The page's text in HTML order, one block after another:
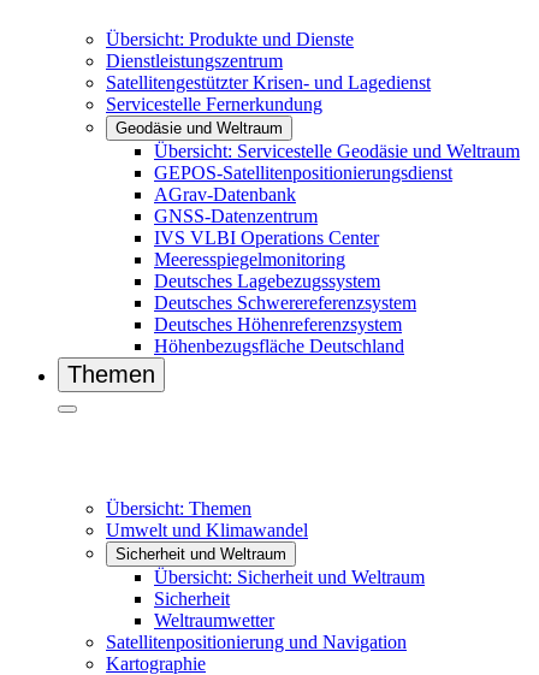
Übersicht: Produkte und Dienste
Dienstleistungszentrum
Satellitengestützter Krisen- und Lagedienst
Servicestelle Fernerkundung
Geodäsie und Weltraum
Übersicht: Servicestelle Geodäsie und Weltraum
GEPOS-Satellitenpositionierungsdienst
AGrav-Datenbank
GNSS-Datenzentrum
IVS VL­BI Operations Center
Meeresspiegelmonitoring
Deutsches Lagebezugssystem
Deutsches Schwerereferenzsystem
Deutsches Höhenreferenzsystem
Höhenbezugsfläche Deutschland
Themen
Übersicht: Themen
Umwelt und Klimawandel
Sicherheit und Weltraum
Übersicht: Sicherheit und Weltraum
Sicherheit
Weltraumwetter
Satellitenpositionierung und Navigation
Kartographie